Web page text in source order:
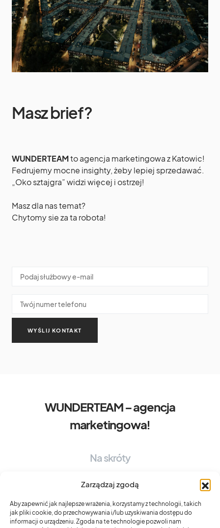
Zarządzaj zgodą
Aby zapewnić jak najlepsze wrażenia, korzystamy z technologii, takich
jak pliki cookie, do przechowywania i/lub uzyskiwania dostępu do
informacji o urządzeniu. Zgoda na te technologie pozwoli nam
Masz brief?
WUNDERTEAMto agencja marketingowa z Katowic!
Fedrujemy mocne insighty, żeby lepiej sprzedawać.
„Oko sztajgra” widzi więcej i ostrzej!
Masz dla nas temat?
Chytomy sie za ta robota!
WUNDERTEAM – agencja
marketingowa!
Na skróty
OFERTA WUNDERTEAM
BRAND EXPERIENCE STRATEGY